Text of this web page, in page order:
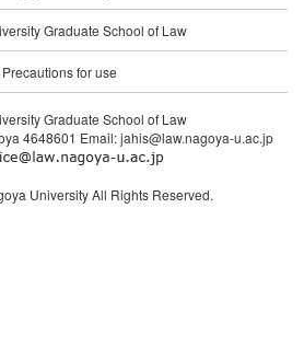
Graduate School of Law
Precautions for use
Graduate School of Law
4648601 Email: jahis@law.nagoya-u.ac.jp
University All Rights Reserved.